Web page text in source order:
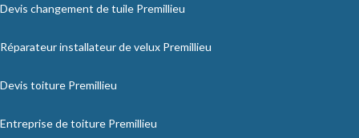
Devis changement de tuile Premillieu
Réparateur installateur de velux Premillieu
Devis toiture Premillieu
Entreprise de toiture Premillieu